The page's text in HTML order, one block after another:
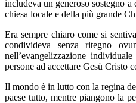
includeva un generoso sostegno
chiesa locale e della più grande
Era sempre chiaro come si
condivideva senza ritegno
nell’evangelizzazione
persone ad accettare Gesù Cristo
Il mondo è in lutto con la regina
paese tutto, mentre piangono la